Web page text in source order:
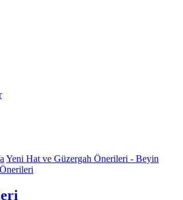
Yeni Hat ve Güzergah Önerileri - Beyin